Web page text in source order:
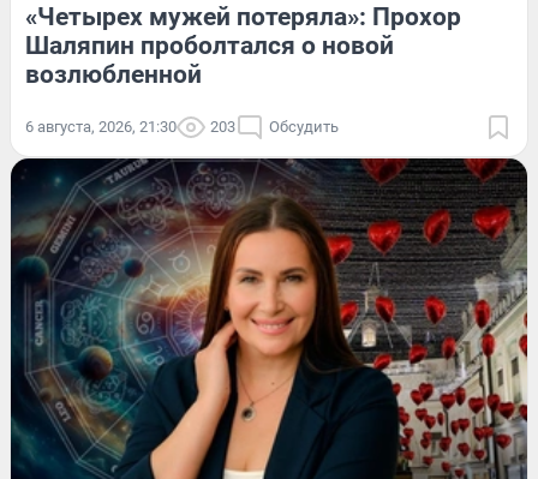
«Четырех мужей потеряла»: Прохор
Шаляпин проболтался о новой
возлюбленной
6 августа, 2026, 21:30 203 Обсудить